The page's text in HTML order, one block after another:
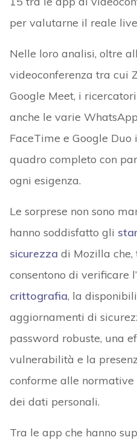
per valutarne il reale
Nelle loro analisi, oltre
videoconferenza tra cui
Google Meet, i
anche le varie
FaceTime e Google
quadro completo con
ogni esigenza.
Le sorprese non sono
hanno soddisfatto gli
sicurezza di Mozilla che,
consentono di verificare
crittografia, la
aggiornamenti di
password robuste, una
vulnerabilità e la
conforme alle
dei dati personali.
Tra le app che hanno